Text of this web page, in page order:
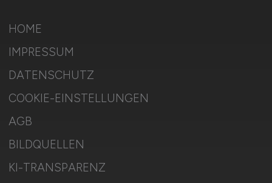
HOME
IMPRESSUM
DATENSCHUTZ
COOKIE-EINSTELLUNGEN
AGB
BILDQUELLEN
KI-TRANSPARENZ